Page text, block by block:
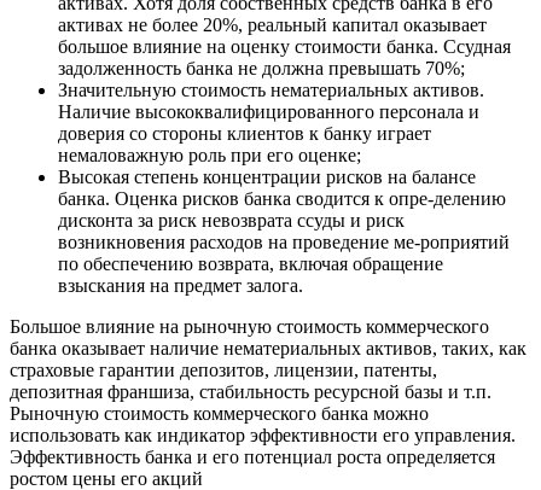
активах не более 20%, реальный капитал оказывает
большое влияние на оценку стоимости банка. Ссудная
задолженность банка не должна превышать 70%;
Значительную стоимость нематериальных активов.
Наличие высококвалифицированного персонала и
доверия со стороны клиентов к банку играет
немаловажную роль при его оценке;
Высокая степень концентрации рисков на балансе
банка. Оценка рисков банка сводится к опре-делению
дисконта за риск невозврата ссуды и риск
возникновения расходов на проведение ме-роприятий
по обеспечению возврата, включая обращение
взыскания на предмет залога.
Большое влияние на рыночную стоимость коммерческого
банка оказывает наличие нематериальных активов, таких, как
страховые гарантии депозитов, лицензии, патенты,
депозитная франшиза, стабильность ресурсной базы и т.п.
Рыночную стоимость коммерческого банка можно
использовать как индикатор эффективности его управления.
Эффективность банка и его потенциал роста определяется
ростом цены его акций